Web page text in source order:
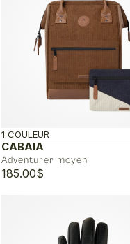
CABAIA
Adventurer moyen
1 COULEUR
185.00$